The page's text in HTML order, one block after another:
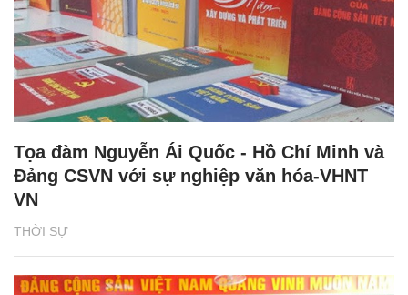
THỜI SỰ
Tọa đàm Nguyễn Ái Quốc - Hồ Chí Minh và
Đảng CSVN với sự nghiệp văn hóa-VHNT
VN